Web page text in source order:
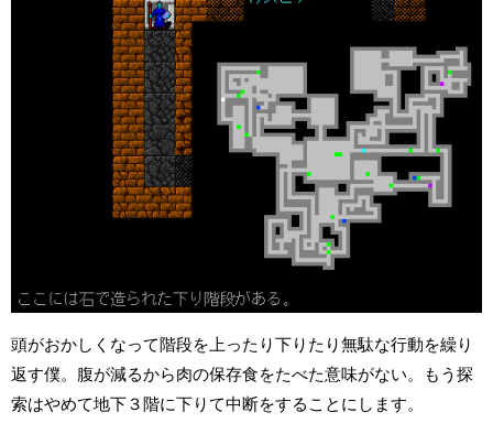
頭がおかしくなって階段を上ったり下りたり無駄な行動を繰り
返す僕。腹が減るから肉の保存食をたべた意味がない。もう探
索はやめて地下３階に下りて中断をすることにします。